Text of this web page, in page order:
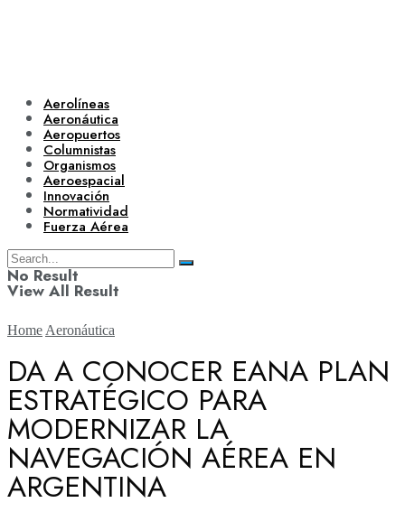
Aerolíneas
Aeronáutica
Aeropuertos
Columnistas
Organismos
Aeroespacial
Innovación
Normatividad
Fuerza Aérea
No Result
View All Result
Aerolíneas
Aeronáutica
Home Aeronáutica
DA A CONOCER EANA PLAN
ESTRATÉGICO PARA
MODERNIZAR LA
NAVEGACIÓN AÉREA EN
ARGENTINA